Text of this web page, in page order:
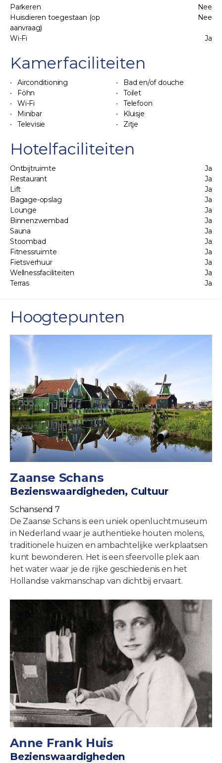
Parkeren
Nee
Huisdieren toegestaan (op
aanvraag)
Nee
Wi-Fi Ja
Kamerfaciliteiten
Airconditioning
Bad en/of douche
Föhn
Toilet
Wi-Fi
Telefoon
Minibar
Kluisje
Televisie
Zitje
Hotelfaciliteiten
Ontbijtruimte
Ja
Restaurant
Ja
Lift
Ja
Bagage-opslag
Ja
Lounge
Ja
Binnenzwembad
Ja
Sauna
Ja
Stoombad
Ja
Fitnessruimte
Ja
Fietsverhuur
Ja
Wellnessfaciliteiten
Ja
Terras
Ja
Hoogtepunten
Zaanse Schans
Bezienswaardigheden, Cultuur
Schansend 7
De Zaanse Schans is een uniek openluchtmuseum
in Nederland waar je authentieke houten molens,
traditionele huizen en ambachtelijke werkplaatsen
kunt bewonderen. Het is een sfeervolle plek aan
het water waar je de rijke geschiedenis en het
Hollandse vakmanschap van dichtbij ervaart.
Anne Frank Huis
Bezienswaardigheden